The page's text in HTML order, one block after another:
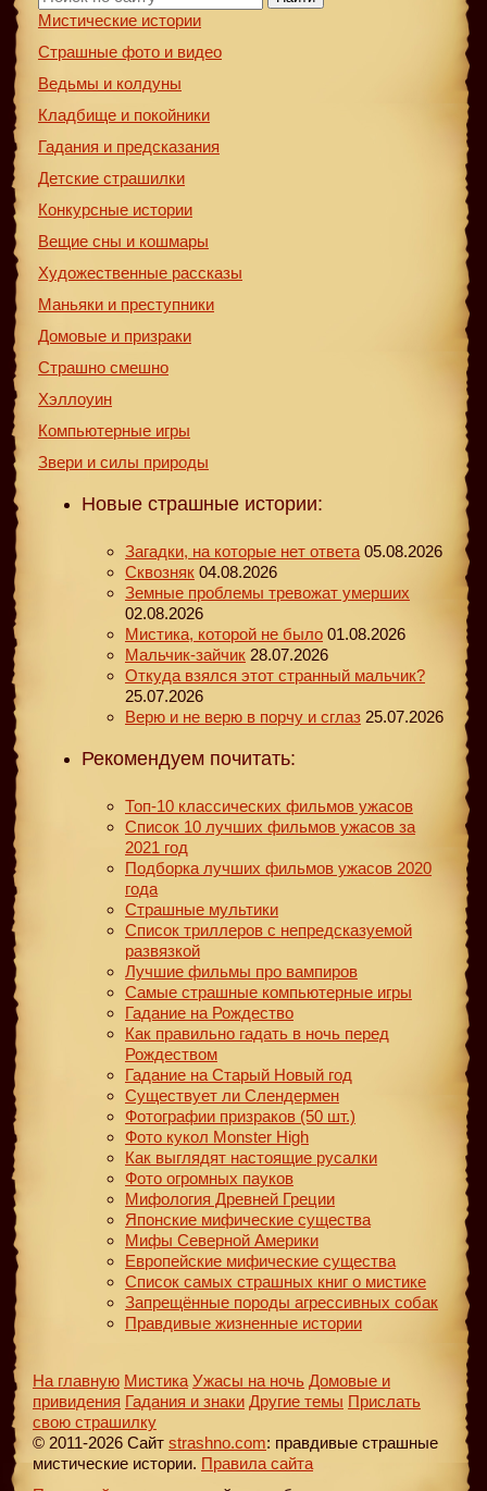
Мистические истории
Страшные фото и видео
Ведьмы и колдуны
Кладбище и покойники
Гадания и предсказания
Детские страшилки
Конкурсные истории
Вещие сны и кошмары
Художественные рассказы
Маньяки и преступники
Домовые и призраки
Страшно смешно
Хэллоуин
Компьютерные игры
Звери и силы природы
Новые страшные истории:
Загадки, на которые нет ответа 05.08.2026
Сквозняк 04.08.2026
Земные проблемы тревожат умерших
02.08.2026
Мистика, которой не было 01.08.2026
Мальчик-зайчик 28.07.2026
Откуда взялся этот странный мальчик?
25.07.2026
Верю и не верю в порчу и сглаз 25.07.2026
Рекомендуем почитать:
Топ-10 классических фильмов ужасов
Список 10 лучших фильмов ужасов за
2021 год
Подборка лучших фильмов ужасов 2020
года
Страшные мультики
Список триллеров с непредсказуемой
развязкой
Лучшие фильмы про вампиров
Самые страшные компьютерные игры
Гадание на Рождество
Как правильно гадать в ночь перед
Рождеством
Гадание на Старый Новый год
Существует ли Слендермен
Фотографии призраков (50 шт.)
Фото кукол Monster High
Как выглядят настоящие русалки
Фото огромных пауков
Мифология Древней Греции
Японские мифические существа
Мифы Северной Америки
Европейские мифические существа
Список самых страшных книг о мистике
Запрещённые породы агрессивных собак
Правдивые жизненные истории
На главную Мистика Ужасы на ночь Домовые и
привидения Гадания и знаки Другие темы Прислать
свою страшилку
© 2011-2026 Сайт strashno.com: правдивые страшные
мистические истории. Правила сайта